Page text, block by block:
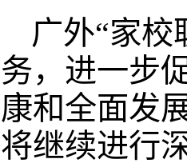
广外“家
务，进一步
康和全面发
将继续进行